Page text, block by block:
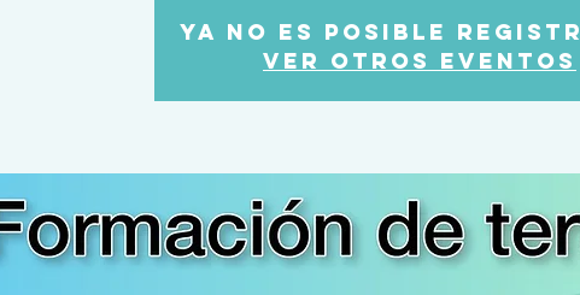
Ya no es posible
Ver otros eventos